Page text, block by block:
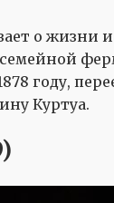
о жизни
семейной
году,
Куртуа.